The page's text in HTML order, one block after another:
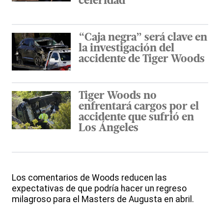
“Caja negra” será clave en
la investigación del
accidente de Tiger Woods
Tiger Woods no
enfrentará cargos por el
accidente que sufrió en
Los Ángeles
Los comentarios de Woods reducen las
expectativas de que podría hacer un regreso
milagroso para el Masters de Augusta en abril.